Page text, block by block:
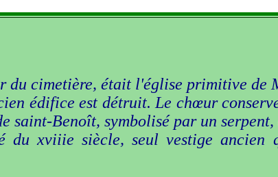
cimetière, était l'église primitive de
édifice est détruit. Le chœur
Benoît, symbolisé par un
du xviiie siècle, seul vestige ancien